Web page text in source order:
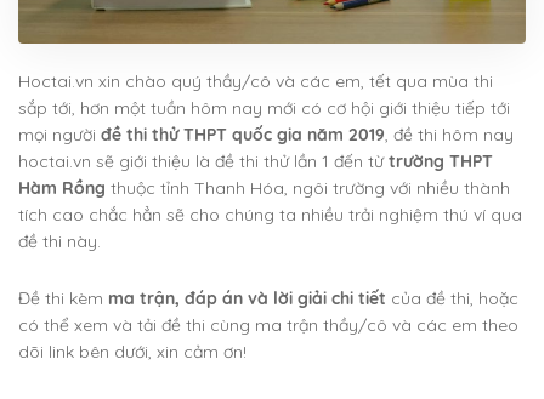
Hoctai.vn xin chào quý thầy/cô và các em, tết qua mùa thi
sắp tới, hơn một tuần hôm nay mới có cơ hội giới thiệu tiếp tới
mọi người đề thi thử THPT quốc gia năm 2019, đề thi hôm nay
hoctai.vn sẽ giới thiệu là đề thi thử lần 1 đến từtrường THPT
Hàm Rồng thuộc tỉnh Thanh Hóa, ngôi trường với nhiều thành
tích cao chắc hẳn sẽ cho chúng ta nhiều trải nghiệm thú ví qua
đề thi này.
Đề thi kèm ma trận, đáp án và lời giải chi tiết của đề thi, hoặc
có thể xem và tải đề thi cùng ma trận thầy/cô và các em theo
dõi link bên dưới, xin cảm ơn!